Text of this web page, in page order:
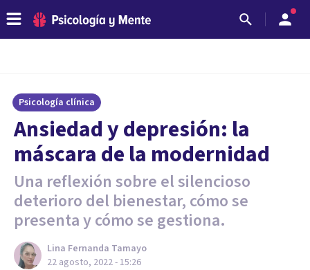
Psicología clínica
Ansiedad y depresión: la
máscara de la modernidad
Una reflexión sobre el silencioso
deterioro del bienestar, cómo se
presenta y cómo se gestiona.
Lina Fernanda Tamayo
22 agosto, 2022 - 15:26